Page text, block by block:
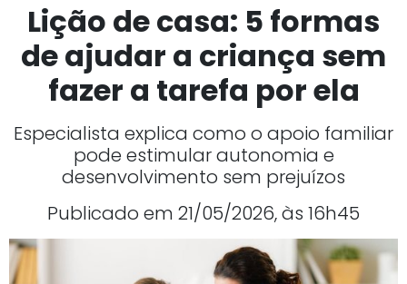
Lição de casa: 5 formas
de ajudar a criança sem
fazer a tarefa por ela
Especialista explica como o apoio familiar
pode estimular autonomia e
desenvolvimento sem prejuízos
Publicado em 21/05/2026, às 16h45